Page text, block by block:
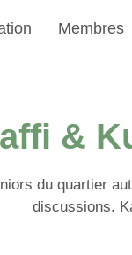
Membres
&
du quartier
discussions.